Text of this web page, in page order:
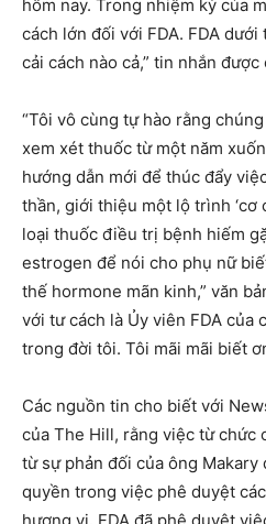
hôm nay. Trong nhiệm kỳ của
cách lớn đối với FDA. FDA
cải cách nào cả,” tin nhắn
“Tôi vô cùng tự hào rằng
xem xét thuốc từ một năm
hướng dẫn mới để thúc đẩy
thần, giới thiệu một lộ trình ‘cơ
loại thuốc điều trị bệnh hiếm
estrogen để nói cho phụ nữ
thế hormone mãn kinh,” văn
với tư cách là Ủy viên FDA của
trong đời tôi. Tôi mãi mãi biết
Các nguồn tin cho biết với
của The Hill, rằng việc từ chức
từ sự phản đối của ông
quyền trong việc phê duyệt